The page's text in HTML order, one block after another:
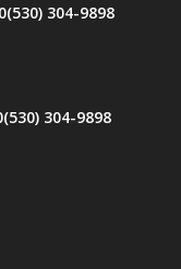
304-9898
304-9898